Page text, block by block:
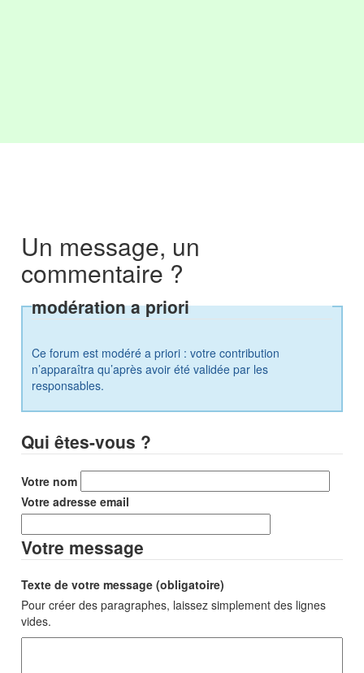
Un message, un
commentaire ?
modération a priori
Ce forum est modéré a priori : votre contribution
n’apparaîtra qu’après avoir été validée par les
responsables.
Qui êtes-vous ?
Votre nom
Votre adresse email
Votre message
Texte de votre message (obligatoire)
Pour créer des paragraphes, laissez simplement des lignes
vides.